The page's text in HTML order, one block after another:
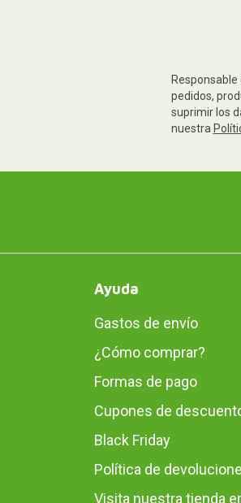
pedidos,
suprimir los
nuestra
Ayuda
Gastos de envío
¿Cómo comprar?
Formas de pago
Cupones de
Black Friday
Política de
Visita nuestra tienda